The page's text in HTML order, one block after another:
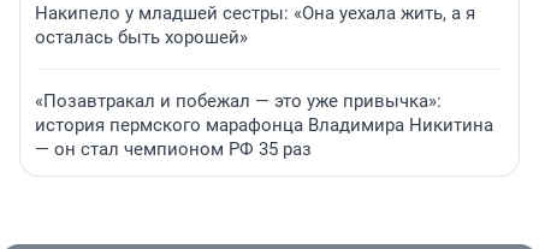
Накипело у младшей сестры: «Она уехала жить, а я
осталась быть хорошей»
«Позавтракал и побежал — это уже привычка»:
история пермского марафонца Владимира Никитина
— он стал чемпионом РФ 35 раз